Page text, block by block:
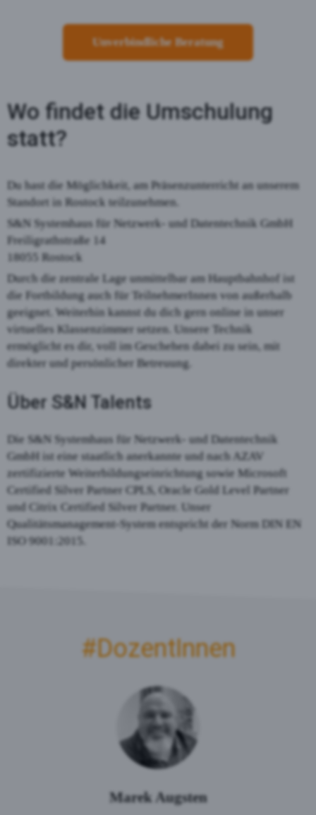
Unverbindliche Beratung
Wo findet die Umschulung
statt?
Du hast die Möglichkeit, am Präsenzunterricht an unserem
Standort in Rostock teilzunehmen.
S&N Systemhaus für Netzwerk- und Datentechnik GmbH
Freiligrathstraße 14
18055 Rostock
Durch die zentrale Lage unmittelbar am Hauptbahnhof ist
die Fortbildung auch für TeilnehmerInnen von außerhalb
geeignet. Weiterhin kannst du dich gern online in unser
virtuelles Klassenzimmer setzen. Unsere Technik
ermöglicht es dir, voll im Geschehen dabei zu sein, mit
direkter und persönlicher Betreuung.
Über S&N Talents
Die S&N Systemhaus für Netzwerk- und Datentechnik
GmbH ist eine staatlich anerkannte und nach AZAV
zertifizierte Weiterbildungseinrichtung sowie Microsoft
Certified Silver Partner CPLS, Oracle Gold Level Partner
und Citrix Certified Silver Partner. Unser
Qualitätsmanagement-System entspricht der Norm DIN EN
ISO 9001:2015.
#Dozent­Innen
Marek Augsten